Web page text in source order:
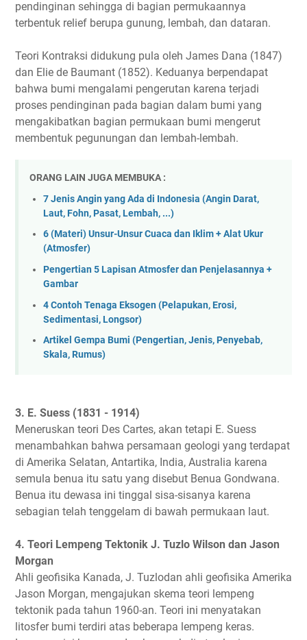
pendinginan sehingga di bagian permukaannya
terbentuk relief berupa gunung, lembah, dan dataran.
Teori Kontraksi didukung pula oleh James Dana (1847)
dan Elie de Baumant (1852). Keduanya berpendapat
bahwa bumi mengalami pengerutan karena terjadi
proses pendinginan pada bagian dalam bumi yang
mengakibatkan bagian permukaan bumi mengerut
membentuk pegunungan dan lembah-lembah.
ORANG LAIN JUGA MEMBUKA :
7 Jenis Angin yang Ada di Indonesia (Angin Darat,
Laut, Fohn, Pasat, Lembah, ...)
6 (Materi) Unsur-Unsur Cuaca dan Iklim + Alat Ukur
(Atmosfer)
Pengertian 5 Lapisan Atmosfer dan Penjelasannya +
Gambar
4 Contoh Tenaga Eksogen (Pelapukan, Erosi,
Sedimentasi, Longsor)
Artikel Gempa Bumi (Pengertian, Jenis, Penyebab,
Skala, Rumus)
3. E. Suess (1831 - 1914)
Meneruskan teori Des Cartes, akan tetapi E. Suess
menambahkan bahwa persamaan geologi yang terdapat
di Amerika Selatan, Antartika, India, Australia karena
semula benua itu satu yang disebut Benua Gondwana.
Benua itu dewasa ini tinggal sisa-sisanya karena
sebagian telah tenggelam di bawah permukaan laut.
4. Teori Lempeng Tektonik J. Tuzlo Wilson dan Jason
Morgan
Ahli geofisika Kanada, J. Tuzlodan ahli geofisika Amerika
Jason Morgan, mengajukan skema teori lempeng
tektonik pada tahun 1960-an. Teori ini menyatakan
litosfer bumi terdiri atas beberapa lempeng keras.